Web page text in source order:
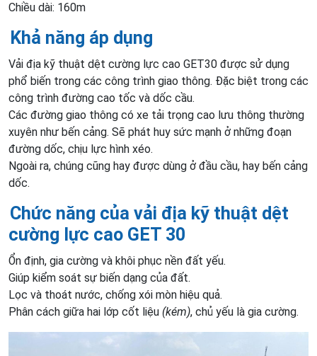
Chiều dài: 160m
Khả năng áp dụng
Vải địa kỹ thuật dệt cường lực cao GET30 được sử dụng
phổ biến trong các công trình giao thông. Đặc biệt trong các
công trình đường cao tốc và dốc cầu.
Các đường giao thông có xe tải trọng cao lưu thông thường
xuyên như bến cảng. Sẽ phát huy sức mạnh ở những đoạn
đường dốc, chịu lực hình xéo.
Ngoài ra, chúng cũng hay được dùng ở đầu cầu, hay bến cảng
dốc.
Chức năng của vải địa kỹ thuật dệt
cường lực cao GET 30
Ổn định, gia cường và khôi phục nền đất yếu.
Giúp kiểm soát sự biến dạng của đất.
Lọc và thoát nước, chống xói mòn hiệu quả.
Phân cách giữa hai lớp cốt liệu (kém), chủ yếu là gia cường.